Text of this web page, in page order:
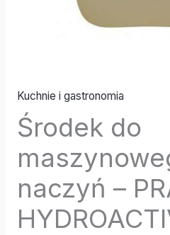
Kuchnie i gastronomia
Środek do
naczyń –